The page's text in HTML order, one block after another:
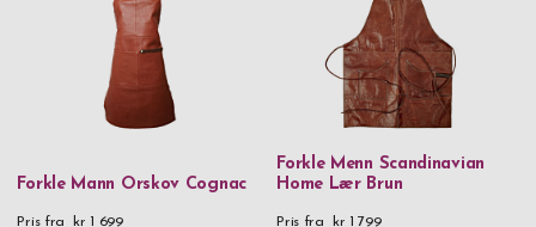
Forkle Mann Orskov Cognac
Pris fra kr 1 699
Forkle Menn Scandinavian
Home Lær Brun
Pris fra kr 1 799